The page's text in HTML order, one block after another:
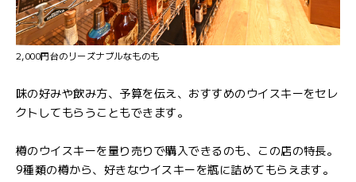
2,000円台のリーズナブルなものも
味の好みや飲み方、予算を伝え、おすすめのウイスキーをセレ
クトしてもらうこともできます。
樽のウイスキーを量り売りで購入できるのも、この店の特長。
9種類の樽から、好きなウイスキーを瓶に詰めてもらえます。